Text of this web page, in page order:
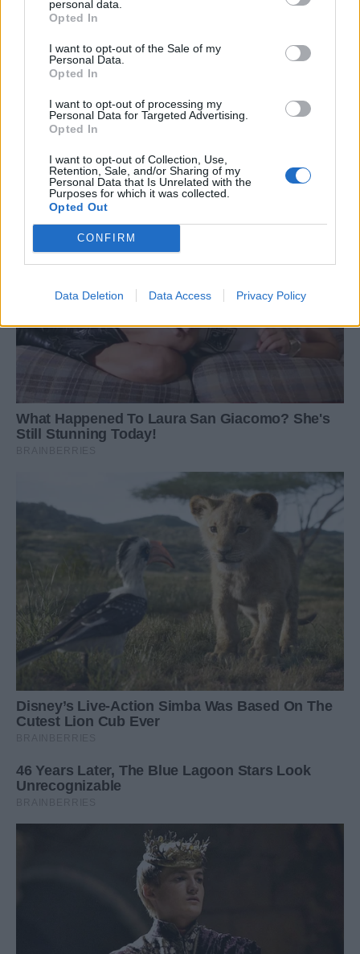
personal data.
Opted In
I want to opt-out of the Sale of my
Personal Data.
Opted In
I want to opt-out of processing my
Personal Data for Targeted Advertising.
Opted In
I want to opt-out of Collection, Use,
Retention, Sale, and/or Sharing of my
Personal Data that Is Unrelated with the
Purposes for which it was collected.
Opted Out
CONFIRM
Data Deletion Data Access Privacy Policy